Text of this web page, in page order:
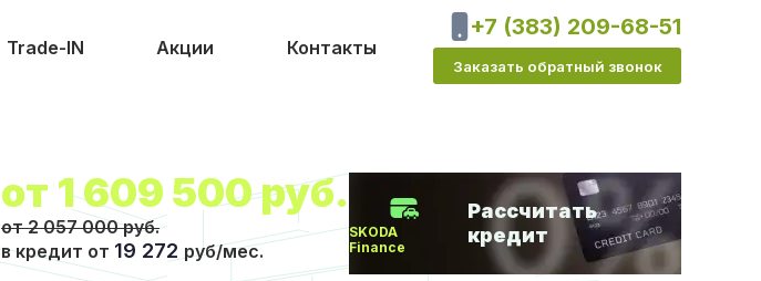
Trade-IN Акции Контакты
+7 (383) 209-68-51
Заказать обратный звонок
от 1 609 500руб.
от 2 057 000 руб.
в кредит от 19 272 руб/мес.
SKODA
Finance
Рассчитать
кредит